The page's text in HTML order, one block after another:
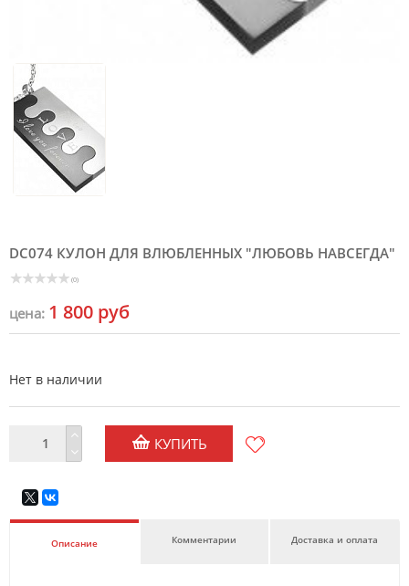
DC074 КУЛОН ДЛЯ ВЛЮБЛЕННЫХ "ЛЮБОВЬ НАВСЕГДА"
(0)
цена: 1 800 руб
Нет в наличии
КУПИТЬ
Описание Комментарии Доставка и оплата